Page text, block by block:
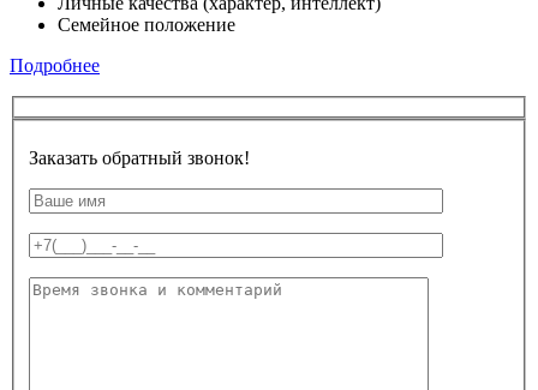
Семейное положение
Подробнее
Заказать обратный звонок!